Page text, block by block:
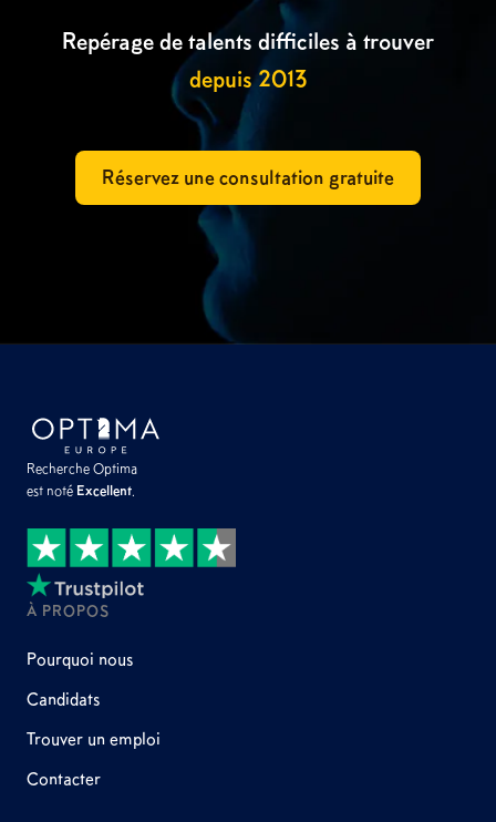
Repérage de talents difficiles à trouver
depuis 2013
Réservez une consultation gratuite
Recherche Optima
est noté Excellent.
À PROPOS
Pourquoi nous
Candidats
Trouver un emploi
Contacter